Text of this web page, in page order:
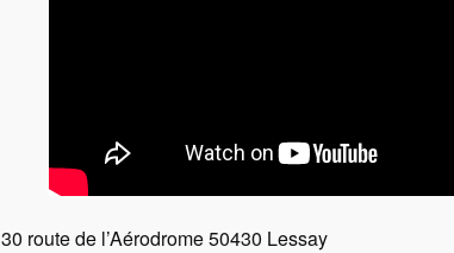
30 route de l’Aérodrome 50430 Lessay